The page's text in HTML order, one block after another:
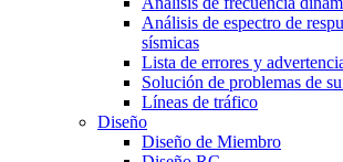
Análisis de espectro de
sísmicas
Lista de errores y
Solución de problemas de
Líneas de tráfico
Diseño
Diseño de Miembro